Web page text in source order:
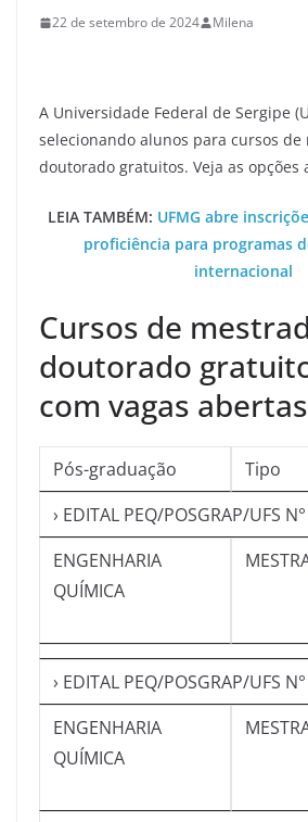
22 de setembro de 2024 Milena
A Universidade Federal de Sergipe
selecionando alunos para cursos de
doutorado gratuitos. Veja as opções
LEIA TAMBÉM: UFMG abre
proficiência para programas
internacional
Cursos de
doutorado
com vagas abertas
Pós-graduação Tipo
› EDITAL PEQ/POSGRAP/UFS
ENGENHARIA
QUÍMICA
› EDITAL PEQ/POSGRAP/UFS
ENGENHARIA
QUÍMICA